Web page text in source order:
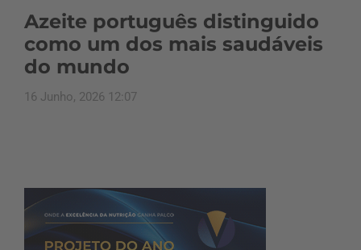
Azeite português distinguido
como um dos mais saudáveis
do mundo
16 Junho, 2026 12:07